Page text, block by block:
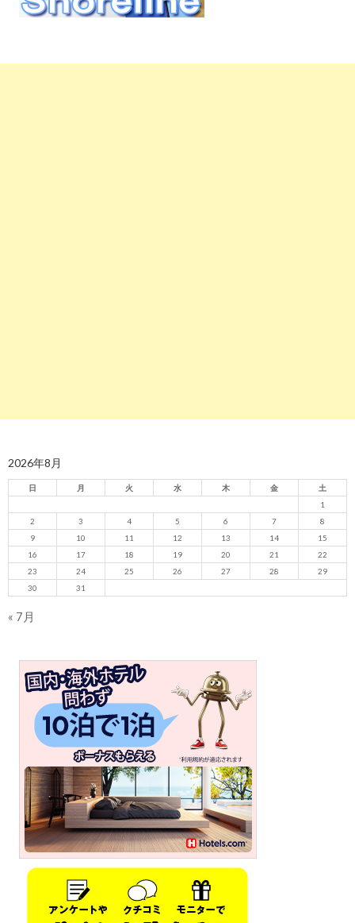
2026年8月
日 月 火 水 木 金
土
1
2
3 4 5 6 7
8
9
10 11 12 13 14
15
16
17 18 19 20 21
22
23
24 25 26 27 28
29
30
31
« 7月